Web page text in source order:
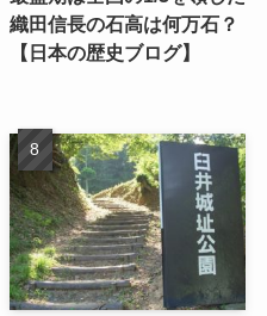
織田信長の石高は何万石？
【日本の歴史ブログ】